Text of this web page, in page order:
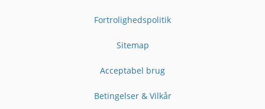
Fortrolighedspolitik
Sitemap
Acceptabel brug
Betingelser & Vilkår